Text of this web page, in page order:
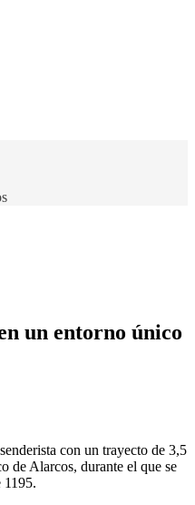
un entorno único
con un trayecto de 3,5
de Alarcos, durante el que se
1195.